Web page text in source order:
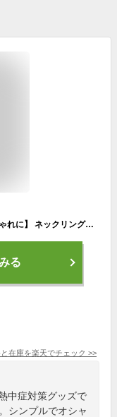
MiLink スポーティリング【冷感タオル をおしゃれに】 ネックリング 水に濡らして冷える クールネックリング 冷感グッズ 首元 ひんやり 熱中症対策 暑さ対策 猛暑対策 スポーツ ランニング アウトドア レジャー 通勤 通学 SPR50 [ブルー/グリーン/ オレンジ/グレー/ブラッ]
る
在庫を楽天でチェック >>
中症対策グッズで
シンプルでオシャ